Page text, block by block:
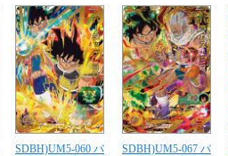
SDBH)UM5-060 バ
SDBH)UM5-067 パ